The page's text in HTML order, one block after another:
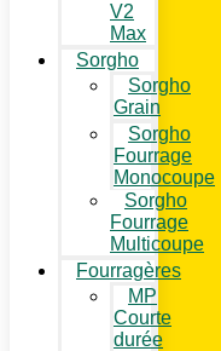
V2
Max
Sorgho
Sorgho
Grain
Sorgho
Fourrage
Monocoupe
Sorgho
Fourrage
Multicoupe
Fourragères
MP
Courte
durée